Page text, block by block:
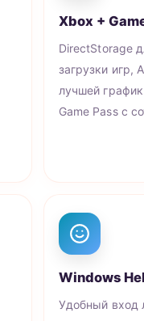
Xbox +
DirectStorage
загрузки игр,
лучшей
Game Pass с
Windows
Удобный вход